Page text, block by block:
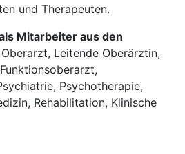
und Therapeuten.
Mitarbeiter aus den
Leitende Oberärztin,
Psychotherapie,
Rehabilitation, Klinische